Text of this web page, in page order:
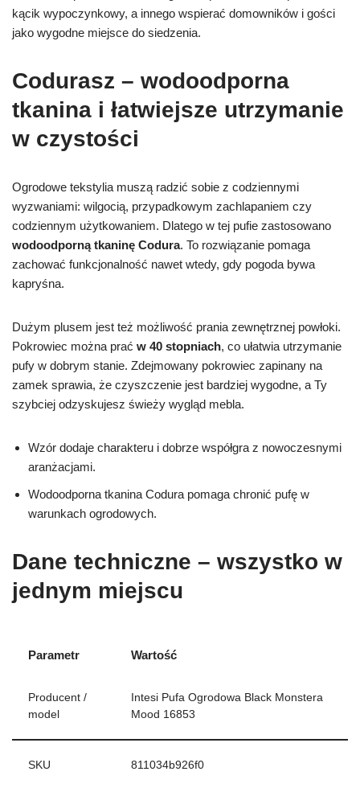
kącik wypoczynkowy, a innego wspierać domowników i gości
jako wygodne miejsce do siedzenia.
Codurasz – wodoodporna
tkanina i łatwiejsze utrzymanie
w czystości
Ogrodowe tekstylia muszą radzić sobie z codziennymi
wyzwaniami: wilgocią, przypadkowym zachlapaniem czy
codziennym użytkowaniem. Dlatego w tej pufie zastosowano
wodoodporną tkaninę Codura. To rozwiązanie pomaga
zachować funkcjonalność nawet wtedy, gdy pogoda bywa
kapryśna.
Dużym plusem jest też możliwość prania zewnętrznej powłoki.
Pokrowiec można prać w 40 stopniach, co ułatwia utrzymanie
pufy w dobrym stanie. Zdejmowany pokrowiec zapinany na
zamek sprawia, że czyszczenie jest bardziej wygodne, a Ty
szybciej odzyskujesz świeży wygląd mebla.
Wzór dodaje charakteru i dobrze współgra z nowoczesnymi
aranżacjami.
Wodoodporna tkanina Codura pomaga chronić pufę w
warunkach ogrodowych.
Dane techniczne – wszystko w
jednym miejscu
Parametr Wartość
Producent /
model
Intesi Pufa Ogrodowa Black Monstera
Mood 16853
SKU 811034b926f0